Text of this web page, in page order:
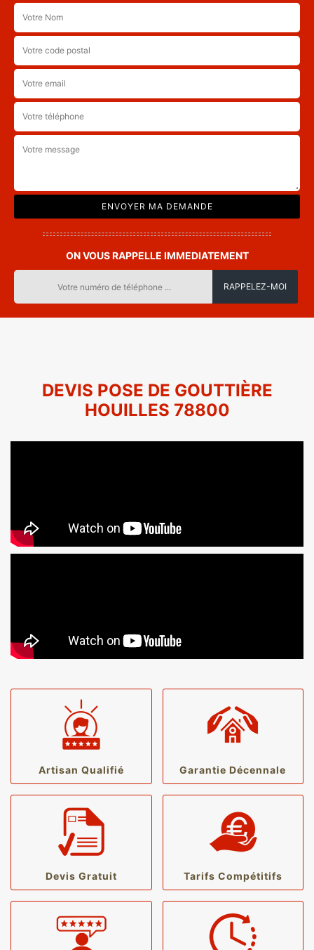
ON VOUS RAPPELLE IMMEDIATEMENT
DEVIS POSE DE GOUTTIÈRE
HOUILLES 78800
Artisan Qualifié Garantie Décennale
Devis Gratuit Tarifs Compétitifs